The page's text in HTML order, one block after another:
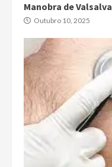
Manobra de Valsalva
Outubro 10, 2025